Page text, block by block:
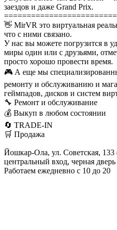
заездов и даже Grand Prix.
👋 MirVR это виртуальная
что с ними связано.
У нас вы можете погрузится в
миры один или с друзьями,
просто хорошо провести время.
🎮 А еще мы
ремонту и обслуживанию и
геймпадов, дисков и систем
🔧 Ремонт и обслуживание
💰 Выкуп в любом состоянии
🔄 TRADE-IN
🛒 Продажа
Йошкар-Ола, ул. Советская,
центральный вход, черная
Работаем ежедневно с 10 до 20